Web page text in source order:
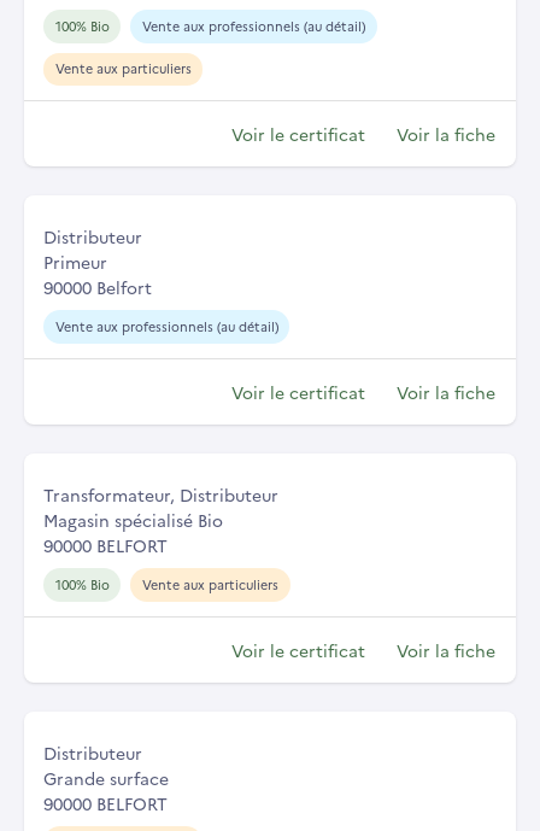
100% Bio Vente aux professionnels (au détail)
Vente aux particuliers
Voir le certificat Voir la fiche
Distributeur
Primeur
90000 Belfort
Vente aux professionnels (au détail)
Voir le certificat Voir la fiche
Transformateur, Distributeur
Magasin spécialisé Bio
90000 BELFORT
100% Bio Vente aux particuliers
Voir le certificat Voir la fiche
Distributeur
Grande surface
90000 BELFORT